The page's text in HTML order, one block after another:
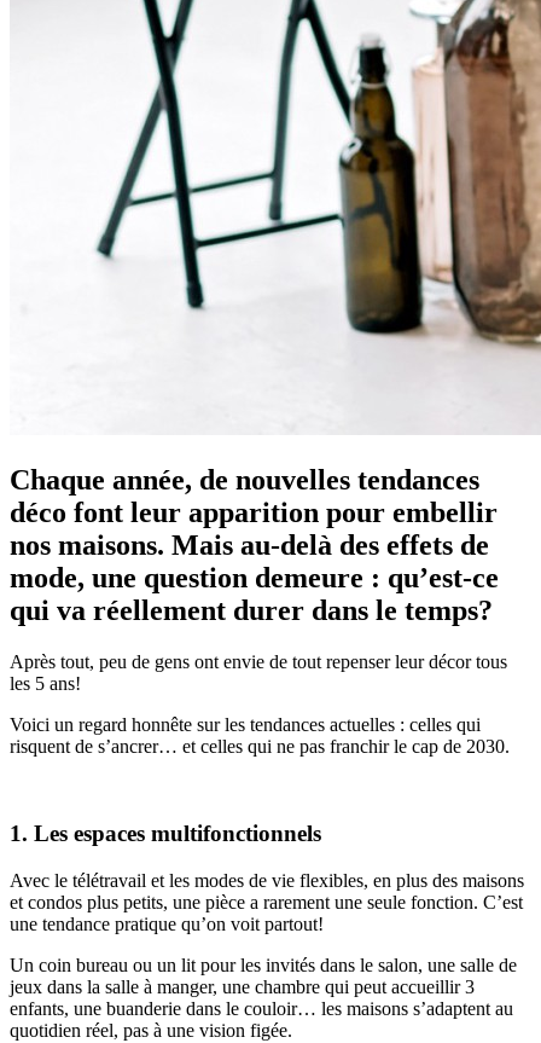
Chaque année, de nouvelles tendances
déco font leur apparition pour embellir
nos maisons. Mais au-delà des effets de
mode, une question demeure : qu’est-ce
qui va réellement durer dans le temps?
Après tout, peu de gens ont envie de tout repenser leur décor tous
les 5 ans!
Voici un regard honnête sur les tendances actuelles : celles qui
risquent de s’ancrer… et celles qui ne pas franchir le cap de 2030.
1. Les espaces multifonctionnels
Avec le télétravail et les modes de vie flexibles, en plus des maisons
et condos plus petits, une pièce a rarement une seule fonction. C’est
une tendance pratique qu’on voit partout!
Un coin bureau ou un lit pour les invités dans le salon, une salle de
jeux dans la salle à manger, une chambre qui peut accueillir 3
enfants, une buanderie dans le couloir… les maisons s’adaptent au
quotidien réel, pas à une vision figée.